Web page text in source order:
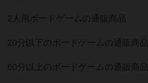
2人用ボードゲームの通販商品
20分以下のボードゲームの通販商品
60分以上のボードゲームの通販商品